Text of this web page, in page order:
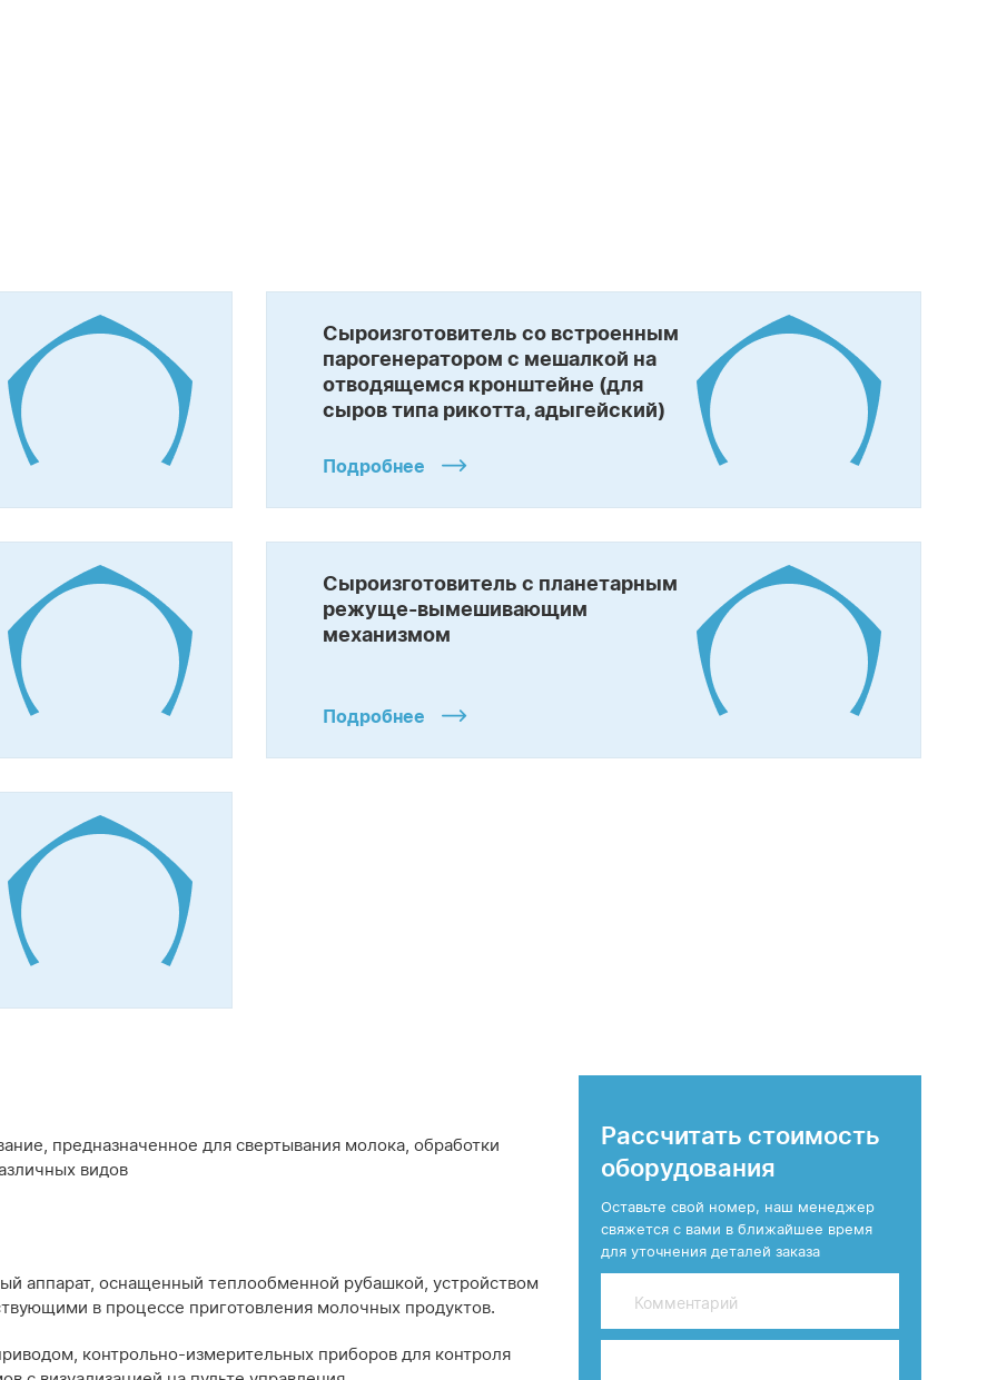
Сыроизготовитель со встроенным
парогенератором с мешалкой на
отводящемся кронштейне (для
сыров типа рикотта, адыгейский)
Подробнее
Сыроизготовитель с планетарным
режуще-вымешивающим
механизмом
Подробнее
предназначенное для свертывания молока, обработки
видов
аппарат, оснащенный теплообменной рубашкой, устройством
в процессе приготовления молочных продуктов.
контрольно-измерительных приборов для контроля
Рассчитать стоимость
оборудования
Оставьте свой номер, наш менеджер
свяжется с вами в ближайшее время
для уточнения деталей заказа
Комментарий